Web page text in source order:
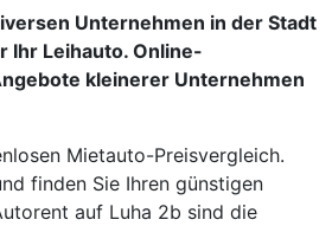
Unternehmen in der Stadt
Ihr Leihauto. Online-
kleinerer Unternehmen
Mietauto-Preisvergleich.
finden Sie Ihren günstigen
auf Luha 2b sind die